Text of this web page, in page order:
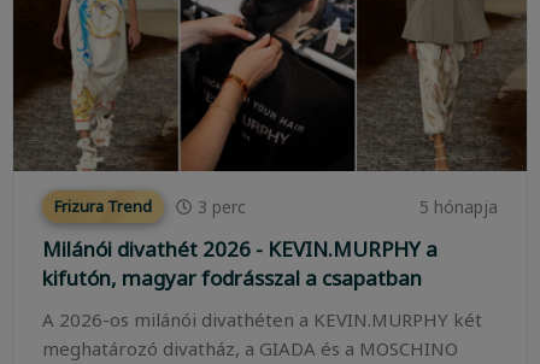
Frizura Trend 3 perc 5 hónapja
Milánói divathét 2026 - KEVIN.MURPHY a
kifutón, magyar fodrásszal a csapatban
A 2026-os milánói divathéten a KEVIN.MURPHY két
meghatározó divatház, a GIADA és a MOSCHINO